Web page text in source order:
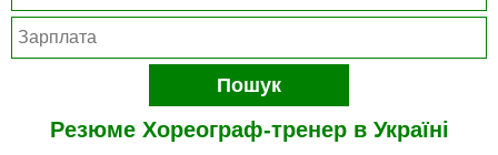
Пошук
Резюме Хореограф-тренер в Україні